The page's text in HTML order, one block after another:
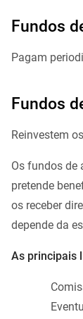
Fundos
Pagam
Fundos
Reinvestem
Os fundos de
pretende
os receber
depende da
As principais